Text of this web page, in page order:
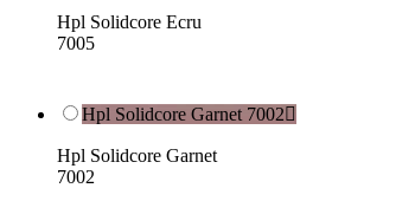
Hpl Solidcore Ecru
7005
Hpl Solidcore Garnet 7002
Hpl Solidcore Garnet
7002